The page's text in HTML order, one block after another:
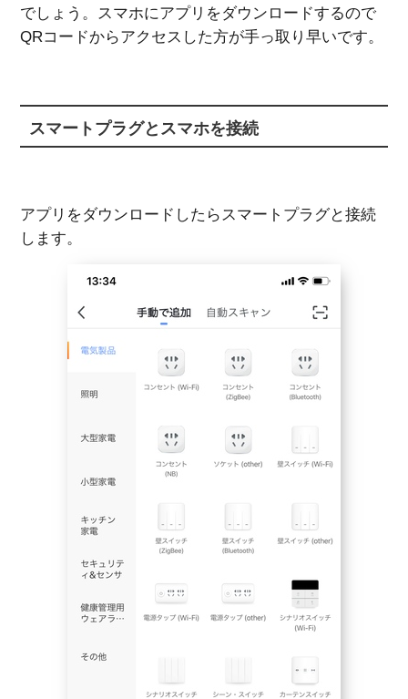
でしょう。スマホにアプリをダウンロードするので
QRコードからアクセスした方が手っ取り早いです。
スマートプラグとスマホを接続
アプリをダウンロードしたらスマートプラグと接続
します。